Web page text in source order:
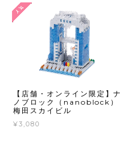
【店舗・オンライン限定】ナ
ノブロック（nanoblock）
梅田スカイビル
¥3,080